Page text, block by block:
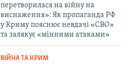
перетворилася на війну на
виснаження»: Як пропаганда РФ
у Криму пояснює невдачі «СВО»
та залякує «мінними атаками»
ВІЙНА ТА КРИМ